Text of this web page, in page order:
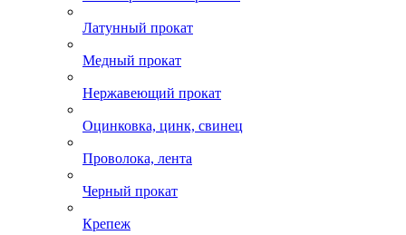
Латунный прокат
Медный прокат
Нержавеющий прокат
Оцинковка, цинк, свинец
Проволока, лента
Черный прокат
Крепеж